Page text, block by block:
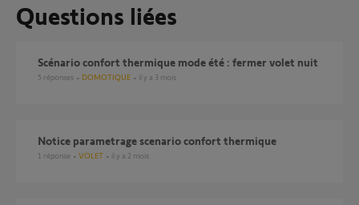
Questions liées
Scénario confort thermique mode été : fermer volet nuit
5 réponses DOMOTIQUE il y a 3 mois
Notice parametrage scenario confort thermique
1 réponse VOLET il y a 2 mois